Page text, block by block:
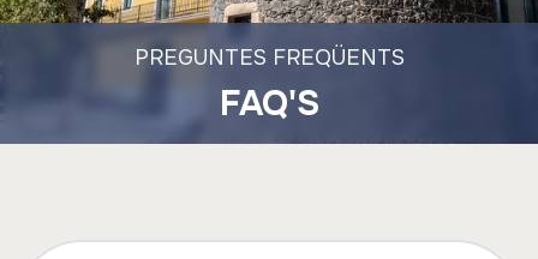
PREGUNTES FREQÜENTS
FAQ'S